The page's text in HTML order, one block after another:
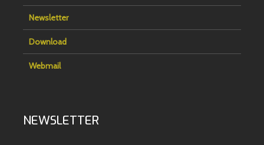
Newsletter
Download
Webmail
NEWSLETTER